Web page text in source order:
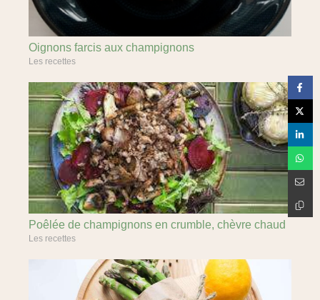
Oignons farcis aux champignons
Les recettes
Poêlée de champignons en crumble, chèvre chaud
Les recettes